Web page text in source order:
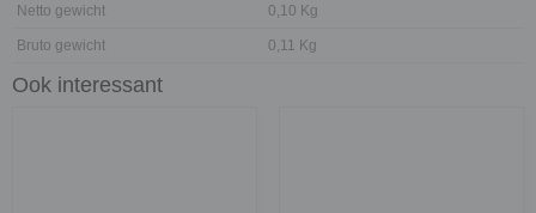
Netto gewicht 0,10 Kg
Bruto gewicht 0,11 Kg
Ook interessant